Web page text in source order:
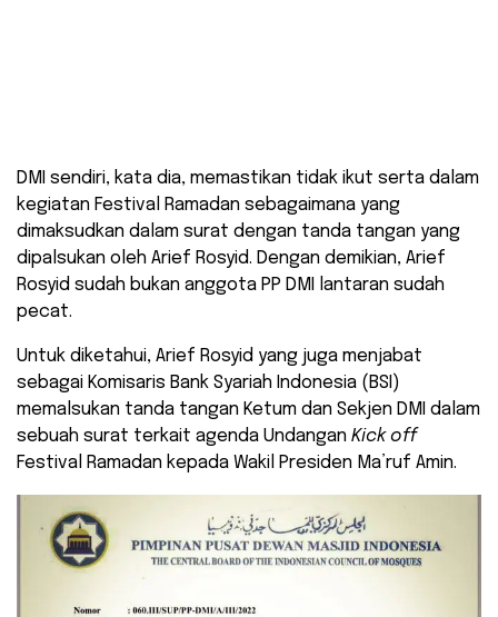
DMI sendiri, kata dia, memastikan tidak ikut serta dalam
kegiatan Festival Ramadan sebagaimana yang
dimaksudkan dalam surat dengan tanda tangan yang
dipalsukan oleh Arief Rosyid. Dengan demikian, Arief
Rosyid sudah bukan anggota PP DMI lantaran sudah
pecat.
Untuk diketahui, Arief Rosyid yang juga menjabat
sebagai Komisaris Bank Syariah Indonesia (BSI)
memalsukan tanda tangan Ketum dan Sekjen DMI dalam
sebuah surat terkait agenda Undangan Kick off
Festival Ramadan kepada Wakil Presiden Ma’ruf Amin.